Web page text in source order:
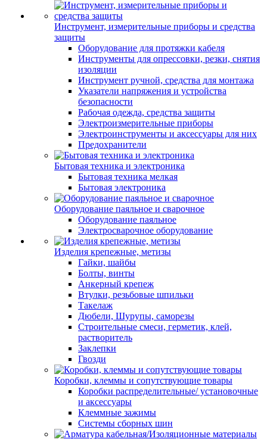
Инструмент, измерительные приборы и средства
защиты
Оборудование для протяжки кабеля
Инструменты для опрессовки, резки, снятия
изоляции
Инструмент ручной, средства для монтажа
Указатели напряжения и устройства
безопасности
Рабочая одежда, средства защиты
Электроизмерительные приборы
Электроинструменты и аксессуары для них
Предохранители
Бытовая техника и электроника
Бытовая техника мелкая
Бытовая электроника
Оборудование паяльное и сварочное
Оборудование паяльное
Электросварочное оборудование
Изделия крепежные, метизы
Гайки, шайбы
Болты, винты
Анкерный крепеж
Втулки, резьбовые шпильки
Такелаж
Дюбели, Шурупы, саморезы
Строительные смеси, герметик, клей,
растворитель
Заклепки
Гвозди
Коробки, клеммы и сопутствующие товары
Коробки распределительные/ установочные
и аксессуары
Клеммные зажимы
Системы сборных шин